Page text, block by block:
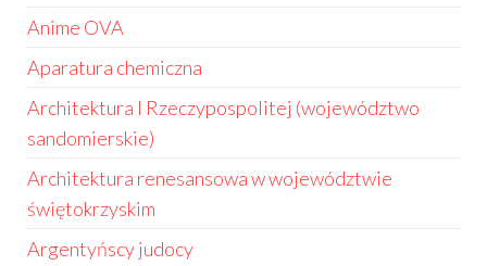
Anime OVA
Aparatura chemiczna
Architektura I Rzeczypospolitej (województwo
sandomierskie)
Architektura renesansowa w województwie
świętokrzyskim
Argentyńscy judocy